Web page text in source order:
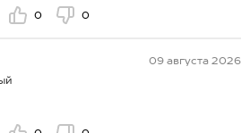
0 0
09 августа 2026